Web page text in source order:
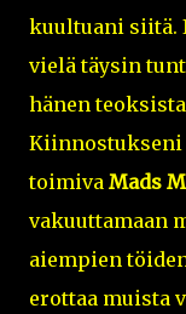
kuultuani siitä.
vielä täysin
hänen
Kiinnostukseni
toimiva Mads
vakuuttamaan
aiempien
erottaa muista